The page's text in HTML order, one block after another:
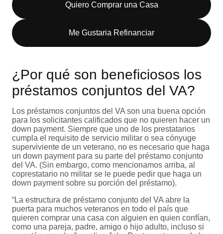
Quiero Comprar una Casa
Me Gustaria Refinanciar
¿Por qué son beneficiosos los
préstamos conjuntos del VA?
Los préstamos conjuntos del VA son una buena opción
para los solicitantes calificados que no quieren hacer un
down payment. Siempre que uno de los prestatarios
cumpla el requisito de servicio militar o sea cónyuge
superviviente de un veterano, no es necesario que haga
un down payment para su parte del préstamo conjunto
del VA. (Sin embargo, como mencionamos arriba, al
coprestatario no militar se le puede pedir que haga un
down payment sobre su porción del préstamo).
“La estructura de préstamo conjunto del VA abre la
puerta para muchos veteranos en todo el país que
quieren comprar una casa con alguien en quien confían,
como una pareja, padre, amigo o hijo adulto, incluso si